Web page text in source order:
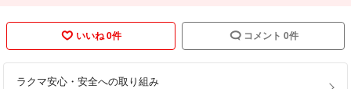
いいね 0件 コメント 0件
ラクマ安心・安全への取り組み